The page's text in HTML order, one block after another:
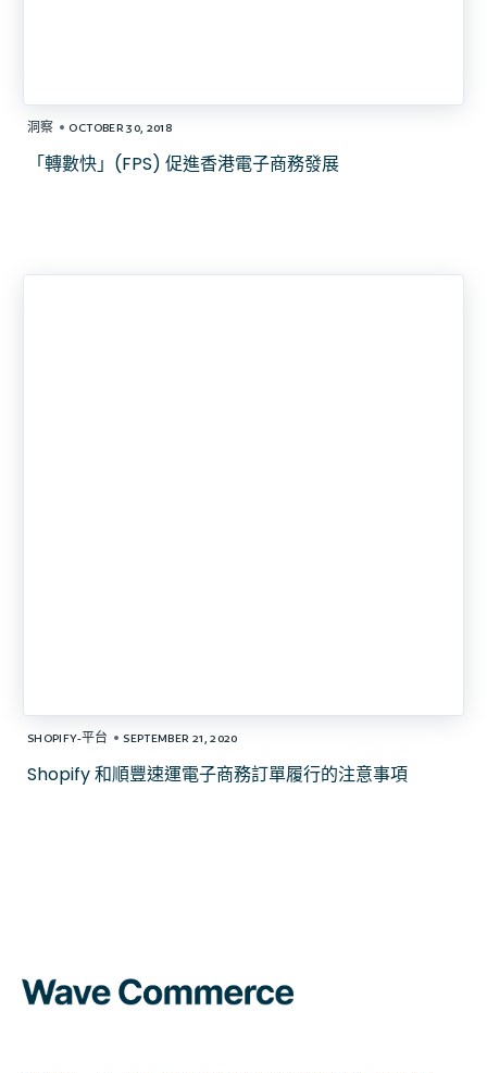
洞察 • OCTOBER 30, 2018
「轉數快」(FPS) 促進香港電子商務發展
SHOPIFY-平台 • SEPTEMBER 21, 2020
Shopify 和順豐速運電子商務訂單履行的注意事項